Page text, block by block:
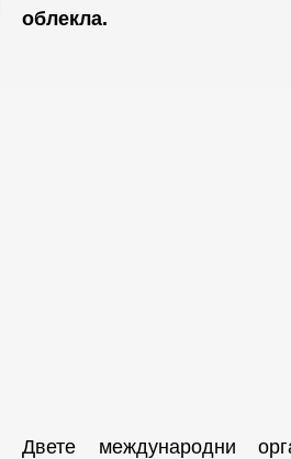
облекла.
Двете международни